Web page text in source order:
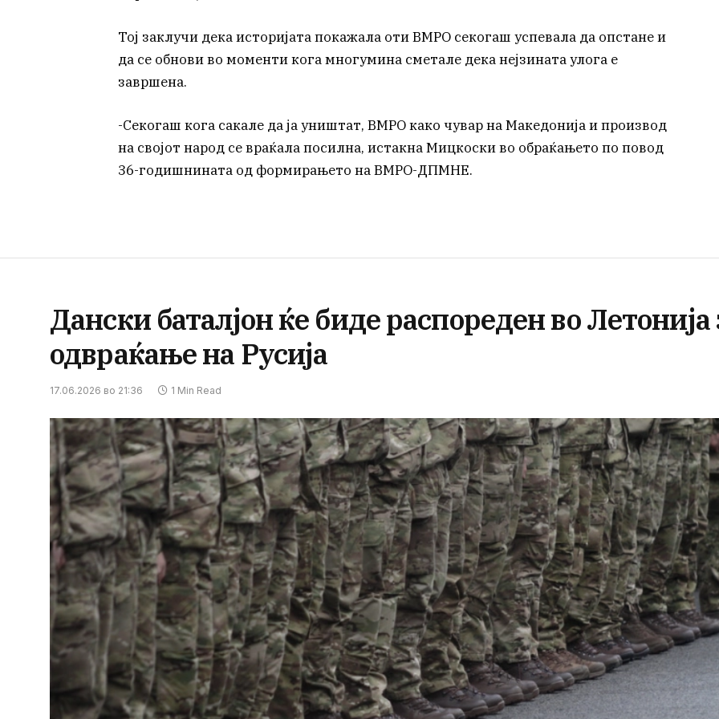
Тој заклучи дека историјата покажала оти ВМРО секогаш успевала да опстане и
да се обнови во моменти кога многумина сметале дека нејзината улога е
завршена.
-Секогаш кога сакале да ја уништат, ВМРО како чувар на Македонија и производ
на својот народ се враќала посилна, истакна Мицкоски во обраќањето по повод
36-годишнината од формирањето на ВМРО-ДПМНЕ.
Дански баталјон ќе биде распореден во Летонија
одвраќање на Русија
17.06.2026 во 21:36 1 Min Read